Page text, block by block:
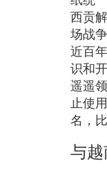
西贡
场战
近百
识和
遥遥
止使
名，
与